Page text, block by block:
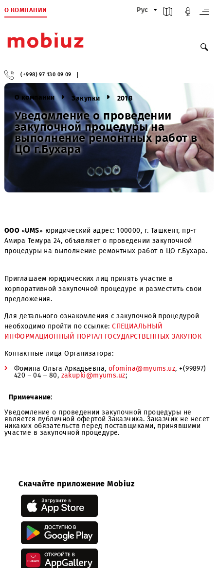
О КОМПАНИИ Рус
(+998) 97 130 09 09
О компании Закупки 2018
Уведомление о проведении
закупочной процедуры на
выполнение ремонтных работ
ЦО г.Бухара
ООО «UMS» юридический адрес: 100000, г. Ташкент, пр-т
процедуры на выполнение ремонтных работ в ЦО
корпоративной закупочной процедуре и разместить
предложения.
Для детального ознакомления с закупочной
ИНФОРМАЦИОННЫЙ ПОРТАЛ ГОСУДАРСТВЕННЫХ
Контактные лица Организатора:
Фомина Ольга Аркадьевна,ofomina@myums.uz
420 – 04 – 80,zakupki@myums.uz;
участие в закупочной процедуре.
Скачайте приложение Mobiuz